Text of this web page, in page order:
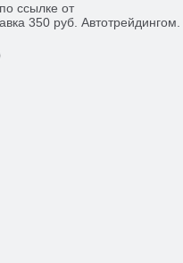
ссылке от
350 руб. Автотрейдингом.